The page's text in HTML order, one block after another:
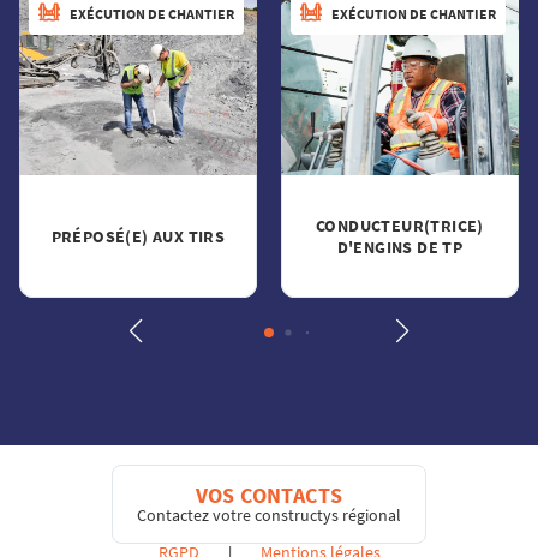
EXÉCUTION DE CHANTIER
PRÉPOSÉ(E) AUX TIRS
EXÉCUTION DE CHANTIER
CONDUCTEUR(TRICE)
D'ENGINS DE TP
VOS CONTACTS
Contactez votre constructys régional
RGPD
| Mentions légales